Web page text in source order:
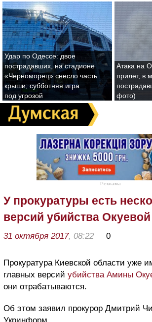
Удар по Одессе: двое
пострадавших, на стадионе
«Черноморец» снесло часть
крыши, субботняя игра
под угрозой
Атака на
прилет, в
фото)
Реклама
У прокуратуры есть
версий убийства Окуевой
31 октября 2017, 08:22 0
Прокуратура Киевской области уже
главных версий убийства Амины
они отрабатываются.
Об этом заявил прокурор Дмитрий